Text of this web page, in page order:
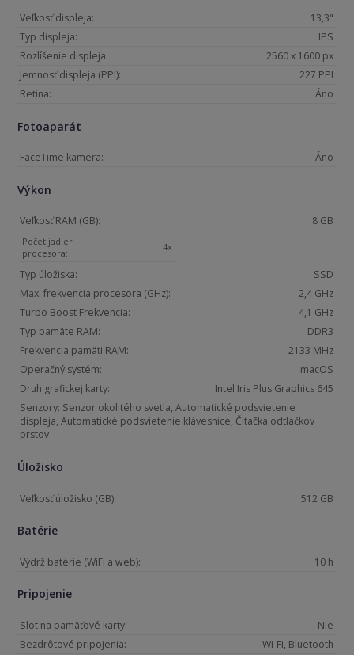
Veľkosť displeja:
13,3"
Typ displeja:
IPS
Rozlíšenie displeja:
2560 x 1600 px
Jemnosť displeja (PPI):
227 PPI
Retina:
Áno
Fotoaparát
FaceTime kamera: Áno
Výkon
Veľkosť RAM (GB): 8 GB
Počet jadier
procesora:
4x
Typ úložiska:
SSD
Max. frekvencia procesora (GHz):
2,4 GHz
Turbo Boost Frekvencia:
4,1 GHz
Typ pamäte RAM:
DDR3
Frekvencia pamäti RAM:
2133 MHz
Operačný systém:
macOS
Druh grafickej karty:
Intel Iris Plus Graphics 645
Senzory: Senzor okolitého svetla, Automatické podsvietenie
displeja, Automatické podsvietenie klávesnice, Čítačka odtlačkov
prstov
Úložisko
Veľkosť úložisko (GB): 512 GB
Batérie
Výdrž batérie (WiFi a web): 10 h
Pripojenie
Slot na pamäťové karty:
Nie
Bezdrôtové pripojenia:
Wi-Fi, Bluetooth